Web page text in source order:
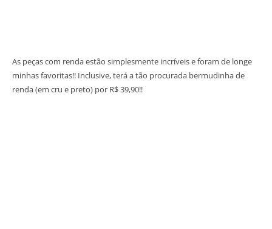
As peças com renda estão simplesmente incríveis e foram de longe
minhas favoritas!! Inclusive, terá a tão procurada bermudinha de
renda (em cru e preto) por R$ 39,90!!